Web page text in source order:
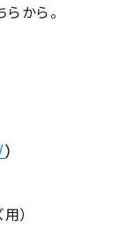
から。
）
）